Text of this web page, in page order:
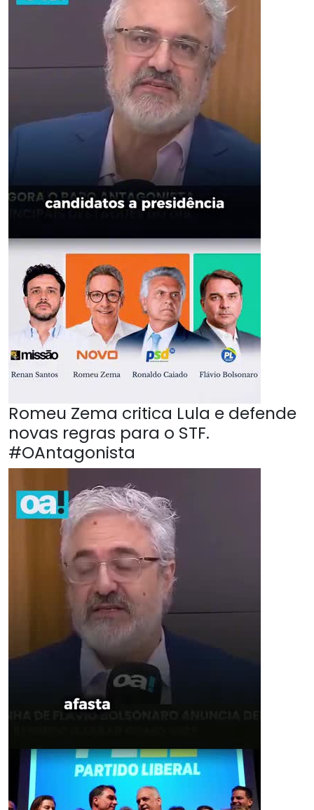
Romeu Zema critica Lula e defende
novas regras para o STF.
#OAntagonista